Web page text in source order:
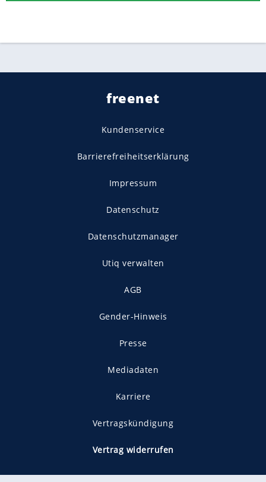
freenet
Kundenservice
Barrierefreiheitserklärung
Impressum
Datenschutz
Datenschutzmanager
Utiq verwalten
AGB
Gender-Hinweis
Presse
Mediadaten
Karriere
Vertragskündigung
Vertrag widerrufen